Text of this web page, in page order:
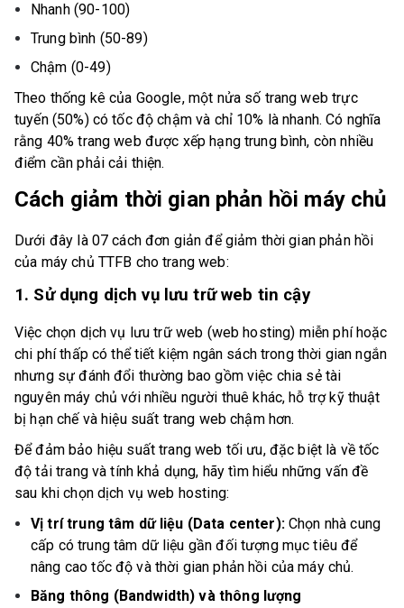
Nhanh (90-100)
Trung bình (50-89)
Chậm (0-49)
Theo thống kê của Google, một nửa số trang web trực
tuyến (50%) có tốc độ chậm và chỉ 10% là nhanh. Có nghĩa
rằng 40% trang web được xếp hạng trung bình, còn nhiều
điểm cần phải cải thiện.
Cách giảm thời gian phản hồi máy chủ
Dưới đây là 07 cách đơn giản để giảm thời gian phản hồi
của máy chủ TTFB cho trang web:
1. Sử dụng dịch vụ lưu trữ web tin cậy
Việc chọn dịch vụ lưu trữ web (web hosting) miễn phí hoặc
chi phí thấp có thể tiết kiệm ngân sách trong thời gian ngắn
nhưng sự đánh đổi thường bao gồm việc chia sẻ tài
nguyên máy chủ với nhiều người thuê khác, hỗ trợ kỹ thuật
bị hạn chế và hiệu suất trang web chậm hơn.
Để đảm bảo hiệu suất trang web tối ưu, đặc biệt là về tốc
độ tải trang và tính khả dụng, hãy tìm hiểu những vấn đề
sau khi chọn dịch vụ web hosting:
Vị trí trung tâm dữ liệu (Data center):Chọn nhà cung
cấp có trung tâm dữ liệu gần đối tượng mục tiêu để
nâng cao tốc độ và thời gian phản hồi của máy chủ.
Băng thông (Bandwidth) và thông lượng